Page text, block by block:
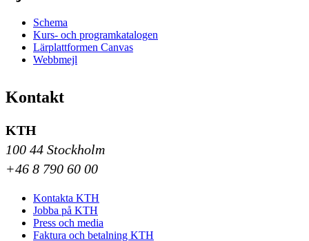
Schema
Kurs- och programkatalogen
Lärplattformen Canvas
Webbmejl
Kontakt
KTH
100 44 Stockholm
+46 8 790 60 00
Kontakta KTH
Jobba på KTH
Press och media
Faktura och betalning KTH